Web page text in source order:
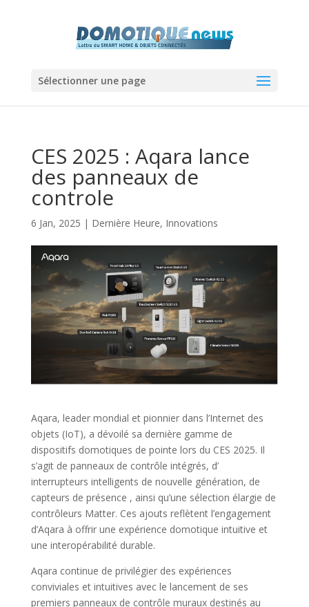
Sélectionner une page
CES 2025 : Aqara lance
des panneaux de
controle
6 Jan, 2025 | Dernière Heure, Innovations
Aqara, leader mondial et pionnier dans l’Internet des
objets (IoT), a dévoilé sa dernière gamme de
dispositifs domotiques de pointe lors du CES 2025. Il
s’agit de panneaux de contrôle intégrés, d’
interrupteurs intelligents de nouvelle génération, de
capteurs de présence , ainsi qu’une sélection élargie de
contrôleurs Matter. Ces ajouts reflètent l’engagement
d’Aqara à offrir une expérience domotique intuitive et
une interopérabilité durable.
Aqara continue de privilégier des expériences
conviviales et intuitives avec le lancement de ses
premiers panneaux de contrôle muraux destinés au